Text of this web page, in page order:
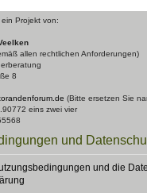
Projekt von:
allen rechtlichen Anforderungen)
8
(Bitte ersetzen Sie
eins zwei vier
und
und die